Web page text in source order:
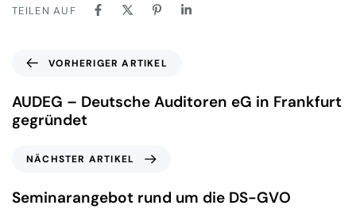
TEILEN AUF
VORHERIGER ARTIKEL
AUDEG – Deutsche Auditoren eG in Frankfurt
gegründet
NÄCHSTER ARTIKEL
Seminarangebot rund um die DS-GVO